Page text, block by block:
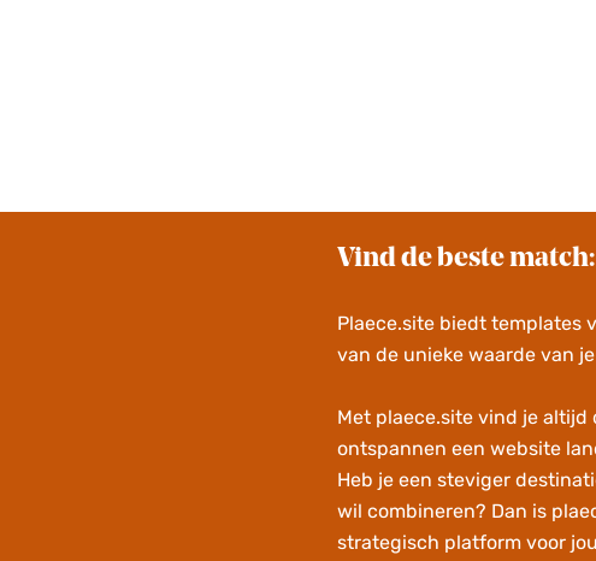
Vind de beste
Plaece.site biedt templates
van de unieke waarde van
Met plaece.site vind je altijd
ontspannen een website
Heb je een steviger
wil combineren? Dan is
strategisch platform voor